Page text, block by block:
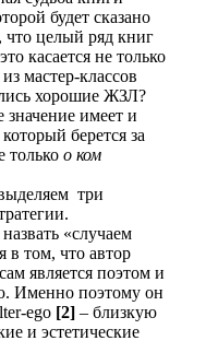
будет сказано
целый ряд книг
касается не только
мастер-классов
хорошие ЖЗЛ?
имеет и
берется за
только о ком
три
«случаем
в том, что автор
является поэтом и
Именно поэтому он
ego [2] – близкую
и эстетические